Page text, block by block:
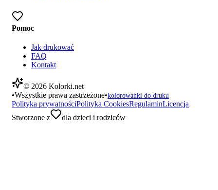
Pomoc
Jak drukować
FAQ
Kontakt
© 2026 Kolorki.net
•Wszystkie prawa zastrzeżone•kolorowanki do druku
Polityka prywatnościPolityka CookiesRegulaminLicencja
Stworzone z
dla dzieci i rodziców